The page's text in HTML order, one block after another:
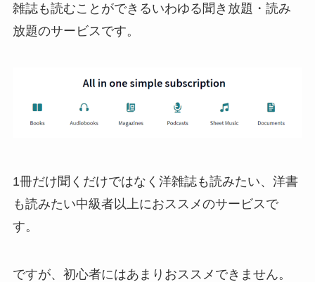
雑誌も読むことができるいわゆる聞き放題・読み
放題のサービスです。
1冊だけ聞くだけではなく洋雑誌も読みたい、洋書
も読みたい中級者以上におススメのサービスで
す。
ですが、初心者にはあまりおススメできません。